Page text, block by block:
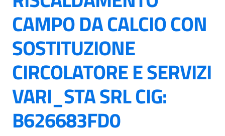
CAMPO DA CALCIO CON
SOSTITUZIONE
CIRCOLATORE E SERVIZI
VARI_STA SRL CIG:
B626683FD0